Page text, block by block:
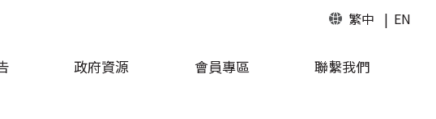
繁中 EN
政府資源 會員專區 聯繫我們